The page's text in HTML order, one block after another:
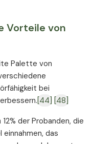
Vorteile von
Palette von
bei
[44]
[48]
der Probanden, die
einnahmen, das